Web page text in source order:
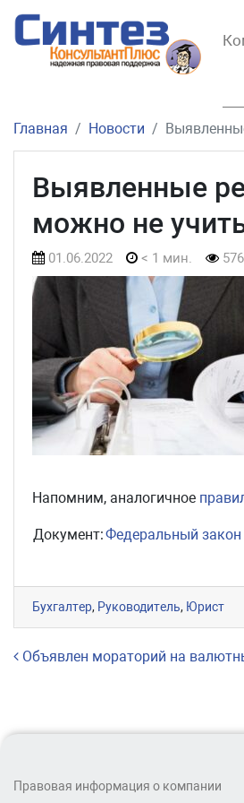
Главная Новости
Выявленные
можно не
01.06.2022 < 1 мин. 576
Напомним, аналогичное
Документ:Федеральный
Бухгалтер, Руководитель, Юрист
Навигация по
Объявлен мораторий на
Правовая информация о компании